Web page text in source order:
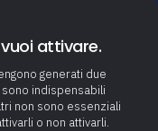
Newsletter
attivare.
generati due
indispensabili
non sono essenziali
o non attivarli.